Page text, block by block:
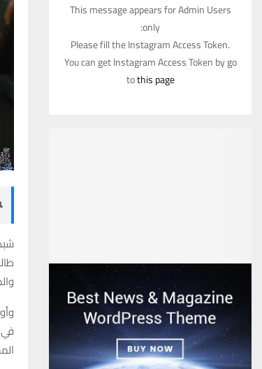
في
This message appears for Admin Users
only:
Please fill the Instagram Access Token.
You can get Instagram Access Token by go
tothis page